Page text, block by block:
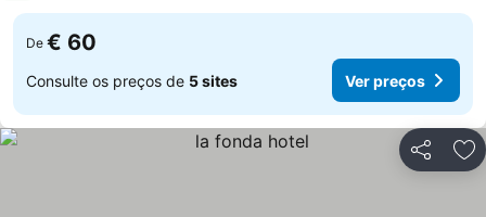
De € 60
Consulte os preços de 5 sites Ver preços
Partilhar